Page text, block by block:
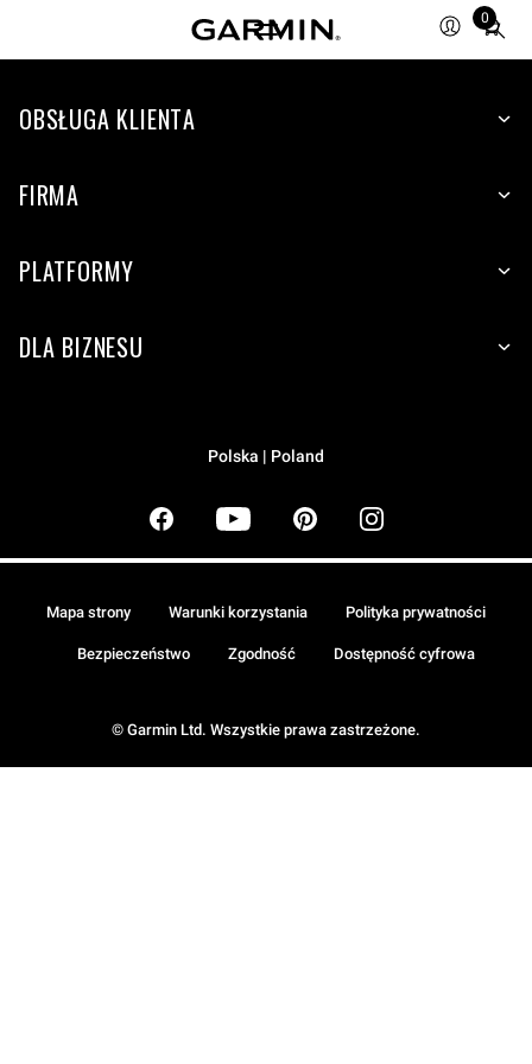
0
Total
items
cart:
OBSŁUGA KLIENTA
FIRMA
PLATFORMY
DLA BIZNESU
Polska | Poland
© Garmin Ltd. Wszystkie prawa zastrzeżone.
Mapa strony Warunki korzystania Polityka prywatności
Bezpieczeństwo Zgodność Dostępność cyfrowa